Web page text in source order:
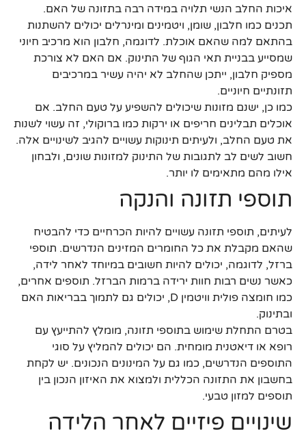
איכות החלב הנשי תלויה במידה רבה בתזונה של האם.
תכנים כמו חלבון, שומן, ויטמינים ומינרלים יכולים להשתנות
בהתאם למה שהאם אוכלת. לדוגמה, חלבון הוא מרכיב חיוני
שמסייע בבניית תאי הגוף של התינוק. אם האם לא צורכת
מספיק חלבון, ייתכן שהחלב לא יהיה עשיר במרכיבים
תזונתיים חיוניים.
כמו כן, ישנם מזונות שיכולים להשפיע על טעם החלב. אם
אוכלים תבלינים חריפים או ירקות כמו ברוקולי, זה עשוי לשנות
את טעם החלב, ולעיתים תינוקות עשויים להגיב לשינויים אלה.
חשוב לשים לב לתגובות של התינוק למזונות שונים, ולבחון
אילו מהם מתאימים לו יותר.
תוספי תזונה והנקה
לעיתים, תוספי תזונה עשויים להיות הכרחיים כדי להבטיח
שהאם מקבלת את כל החומרים המזינים הנדרשים. תוספי
ברזל, לדוגמה, יכולים להיות חשובים במיוחד לאחר לידה,
כאשר נשים רבות חוות ירידה ברמות הברזל. תוספים אחרים,
כמו חומצה פולית וויטמין D, יכולים גם לתמוך בבריאות האם
ובתינוק.
בטרם התחלת שימוש בתוספי תזונה, מומלץ להתייעץ עם
רופא או דיאטנית מומחית. הם יכולים להמליץ על סוגי
התוספים הנדרשים, כמו גם על המינונים הנכונים. יש לקחת
בחשבון את התזונה הכללית ולמצוא את האיזון הנכון בין
תוספים למזון טבעי.
שינויים פיזיים לאחר הלידה